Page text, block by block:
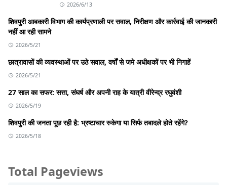
2026/6/13
शिवपुरी आबकारी विभाग की कार्यप्रणाली पर सवाल, निरीक्षण और कार्रवाई की जानकारी
नहीं आ रही सामने
2026/5/21
छात्रावासों की व्यवस्थाओं पर उठे सवाल, वर्षों से जमे अधीक्षकों पर भी निगाहें
2026/5/21
27 साल का सफर: सत्ता, संघर्ष और अपनी राह के यात्री वीरेन्द्र रघुवंशी
2026/5/19
शिवपुरी की जनता पूछ रही है: भ्रष्टाचार रुकेगा या सिर्फ तबादले होते रहेंगे?
2026/5/18
Total Pageviews